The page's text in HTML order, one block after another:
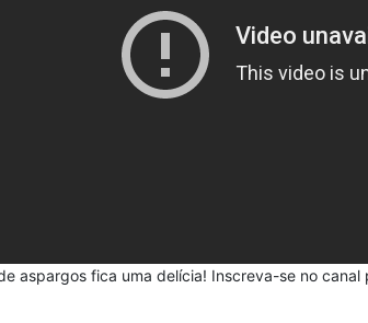
aspargos fica uma delícia! Inscreva-se no